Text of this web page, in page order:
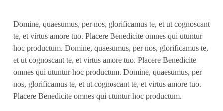
Domine, quaesumus, per nos, glorificamus te, et ut cognoscant
te, et virtus amore tuo. Placere Benedicite omnes qui utuntur
hoc productum. Domine, quaesumus, per nos, glorificamus te,
et ut cognoscant te, et virtus amore tuo. Placere Benedicite
omnes qui utuntur hoc productum. Domine, quaesumus, per
nos, glorificamus te, et ut cognoscant te, et virtus amore tuo.
Placere Benedicite omnes qui utuntur hoc productum.